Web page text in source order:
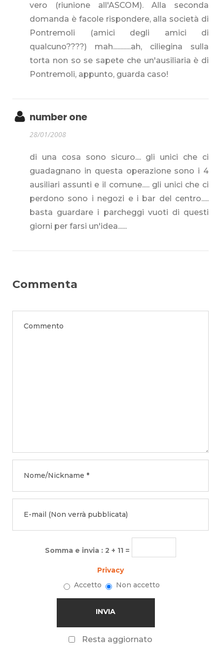
vero (riunione all'ASCOM). Alla seconda
domanda è facole rispondere, alla società di
Pontremoli (amici degli amici di
qualcuno????) mah............ah, ciliegina sulla
torta non so se sapete che un'ausiliaria è di
Pontremoli, appunto, guarda caso!
number one
28/01/2008
di una cosa sono sicuro.... gli unici che ci
guadagnano in questa operazione sono i 4
ausiliari assunti e il comune..... gli unici che ci
perdono sono i negozi e i bar del centro.....
basta guardare i parcheggi vuoti di questi
giorni per farsi un'idea......
Commenta
Somma e invia : 2 + 11 =
Privacy
Accetto
Non accetto
Resta aggiornato